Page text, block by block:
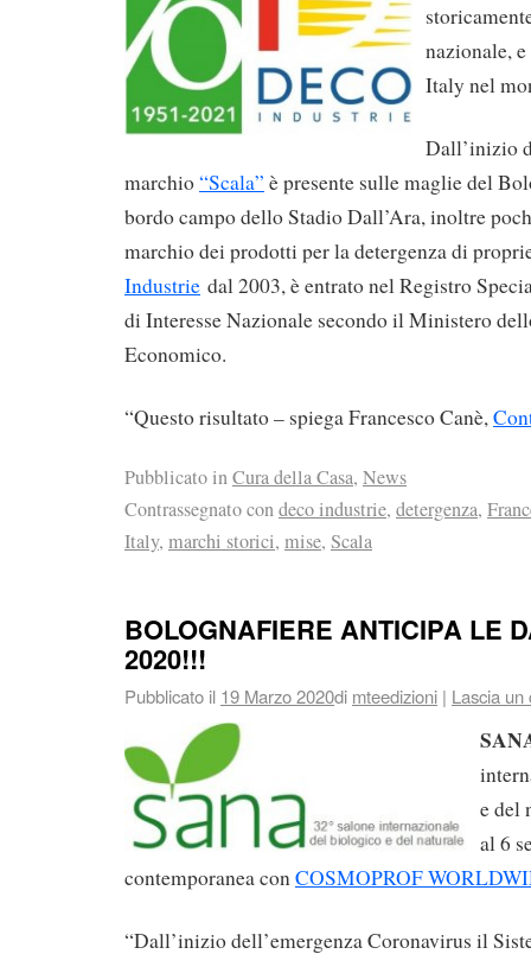
nazionale,
Italy nel
Dall’inizio
marchio“Scala” è presente sulle maglie del
bordo campo dello Stadio Dall’Ara, inoltre
marchio dei prodotti per la detergenza di
Industrie dal 2003, è entrato nel Registro
di Interesse Nazionale secondo il Ministero
Economico.
“Questo risultato – spiega Francesco Canè,
Pubblicato inCura della Casa, News
Contrassegnato condeco industrie, detergenza,
Italy, marchi storici, mise, Scala
BOLOGNAFIERE ANTICIPA LE
2020!!!
Pubblicato il 19 Marzo 2020di mteedizioni | Lascia un
e del
al 6
contemporanea conCOSMOPROF
“Dall’inizio dell’emergenza Coronavirus il